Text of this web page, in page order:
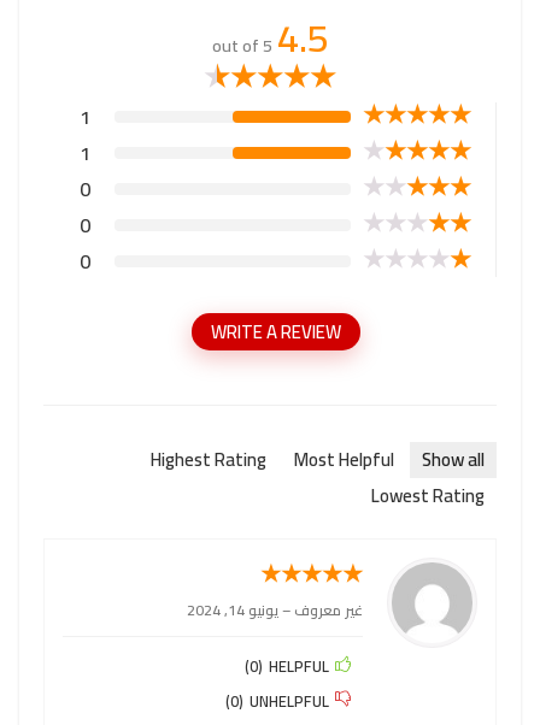
4.5
out of 5
★
★
★
★
★
★
★
★
★
★
1
★
★
★
★
★
1
★
★
★
★
★
0
★
★
★
★
★
0
★
★
★
★
★
0
WRITE A REVIEW
Show all
Most Helpful
Highest Rating
Lowest Rating
★
★
★
★
★
غير معروف–يونيو 14, 2024
HELPFUL
(
0
)
UNHELPFUL
(
0
)